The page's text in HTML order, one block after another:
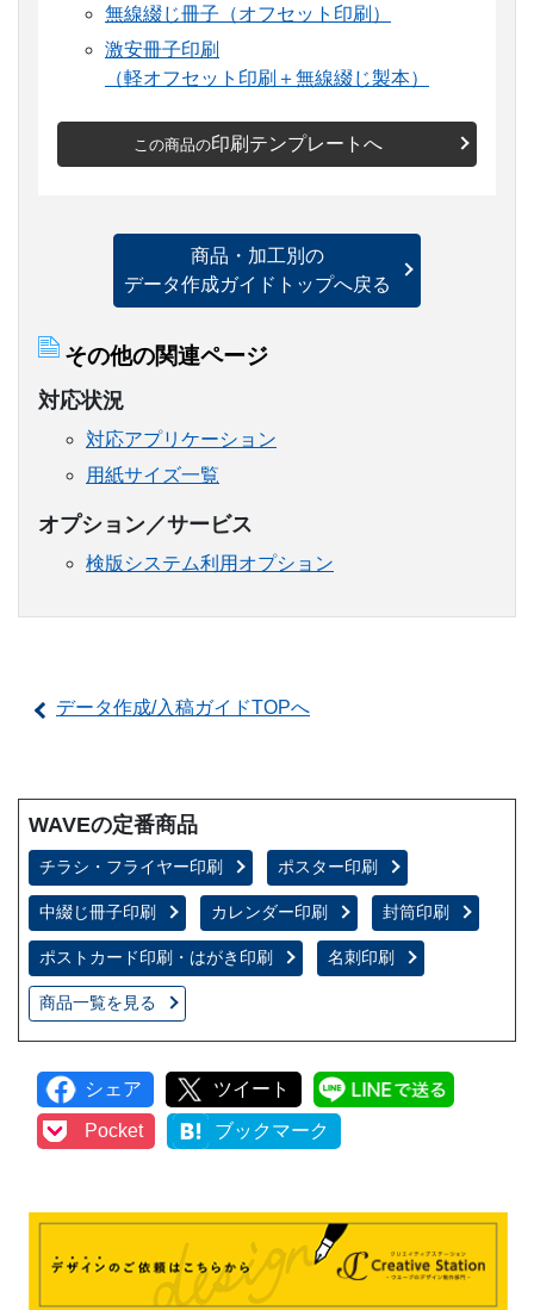
無線綴じ冊子（オフセット印刷）
激安冊子印刷
（軽オフセット印刷＋無線綴じ製本）
この商品の印刷テンプレートへ
商品・加工別の
データ作成ガイドトップへ戻る
その他の関連ページ
対応状況
対応アプリケーション
用紙サイズ一覧
オプション／サービス
検版システム利用オプション
データ作成/入稿ガイドTOPへ
WAVEの定番商品
チラシ・フライヤー印刷 ポスター印刷
中綴じ冊子印刷 カレンダー印刷 封筒印刷
ポストカード印刷・はがき印刷 名刺印刷
商品一覧を見る
シェア ツイート
Pocket ブックマーク